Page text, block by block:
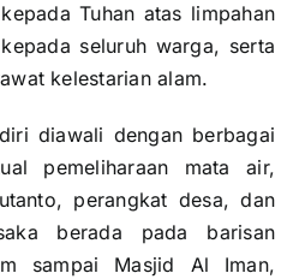
Tuhan atas limpahan
seluruh warga, serta
kelestarian alam.
diawali dengan berbagai
pemeliharaan mata air,
perangkat desa, dan
berada pada barisan
sampai Masjid Al Iman,